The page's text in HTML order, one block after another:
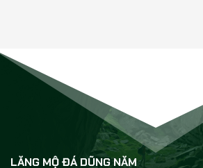
LĂNG MỘ ĐÁ DŨNG NĂM